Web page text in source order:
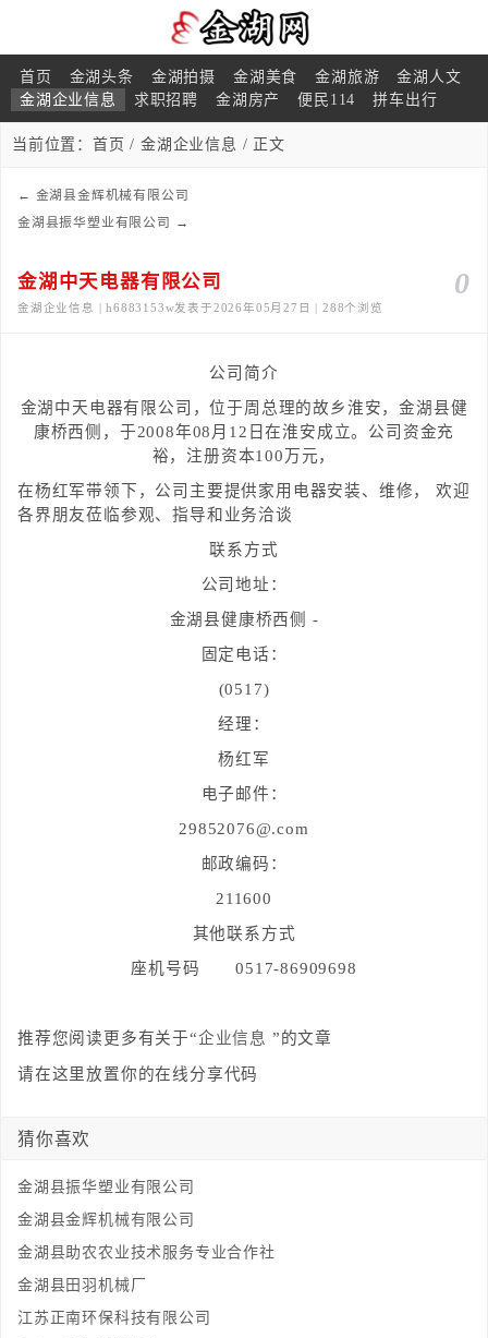
首页 金湖头条 金湖拍摄 金湖美食 金湖旅游
金湖人文
金湖企业信息
求职招聘 金湖房产 便民114 拼车出行
当前位置： 首页 /金湖企业信息 / 正文
← 金湖县金辉机械有限公司
金湖县振华塑业有限公司
→
0
金湖中天电器有限公司
金湖企业信息 | h6883153w发表于2026年05月27日 | 288个浏览
公司简介
金湖中天电器有限公司，位于周总理的故乡淮安，金湖县健
康桥西侧，于2008年08月12日在淮安成立。公司资金充
裕，注册资本100万元，
在杨红军带领下，公司主要提供家用电器安装、维修， 欢迎
各界朋友莅临参观、指导和业务洽谈
联系方式
公司地址：
金湖县健康桥西侧 -
固定电话：
(0517)
经理：
杨红军
电子邮件：
29852076@.com
邮政编码：
211600
其他联系方式
座机号码
0517-86909698
推荐您阅读更多有关于“企业信息 ”的文章
请在这里放置你的在线分享代码
猜你喜欢
金湖县振华塑业有限公司
金湖县金辉机械有限公司
金湖县助农农业技术服务专业合作社
金湖县田羽机械厂
江苏正南环保科技有限公司